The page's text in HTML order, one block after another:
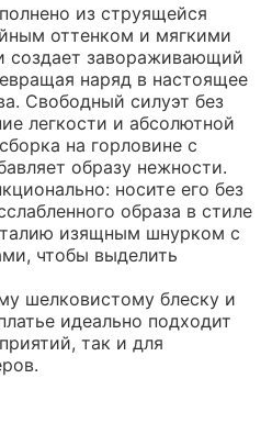
из струящейся
оттенком и мягкими
создает завораживающий
наряд в настоящее
Свободный силуэт без
легкости и абсолютной
на горловине с
образу нежности.
носите его без
образа в стиле
изящным шнурком с
чтобы выделить
шелковистому блеску и
идеально подходит
так и для